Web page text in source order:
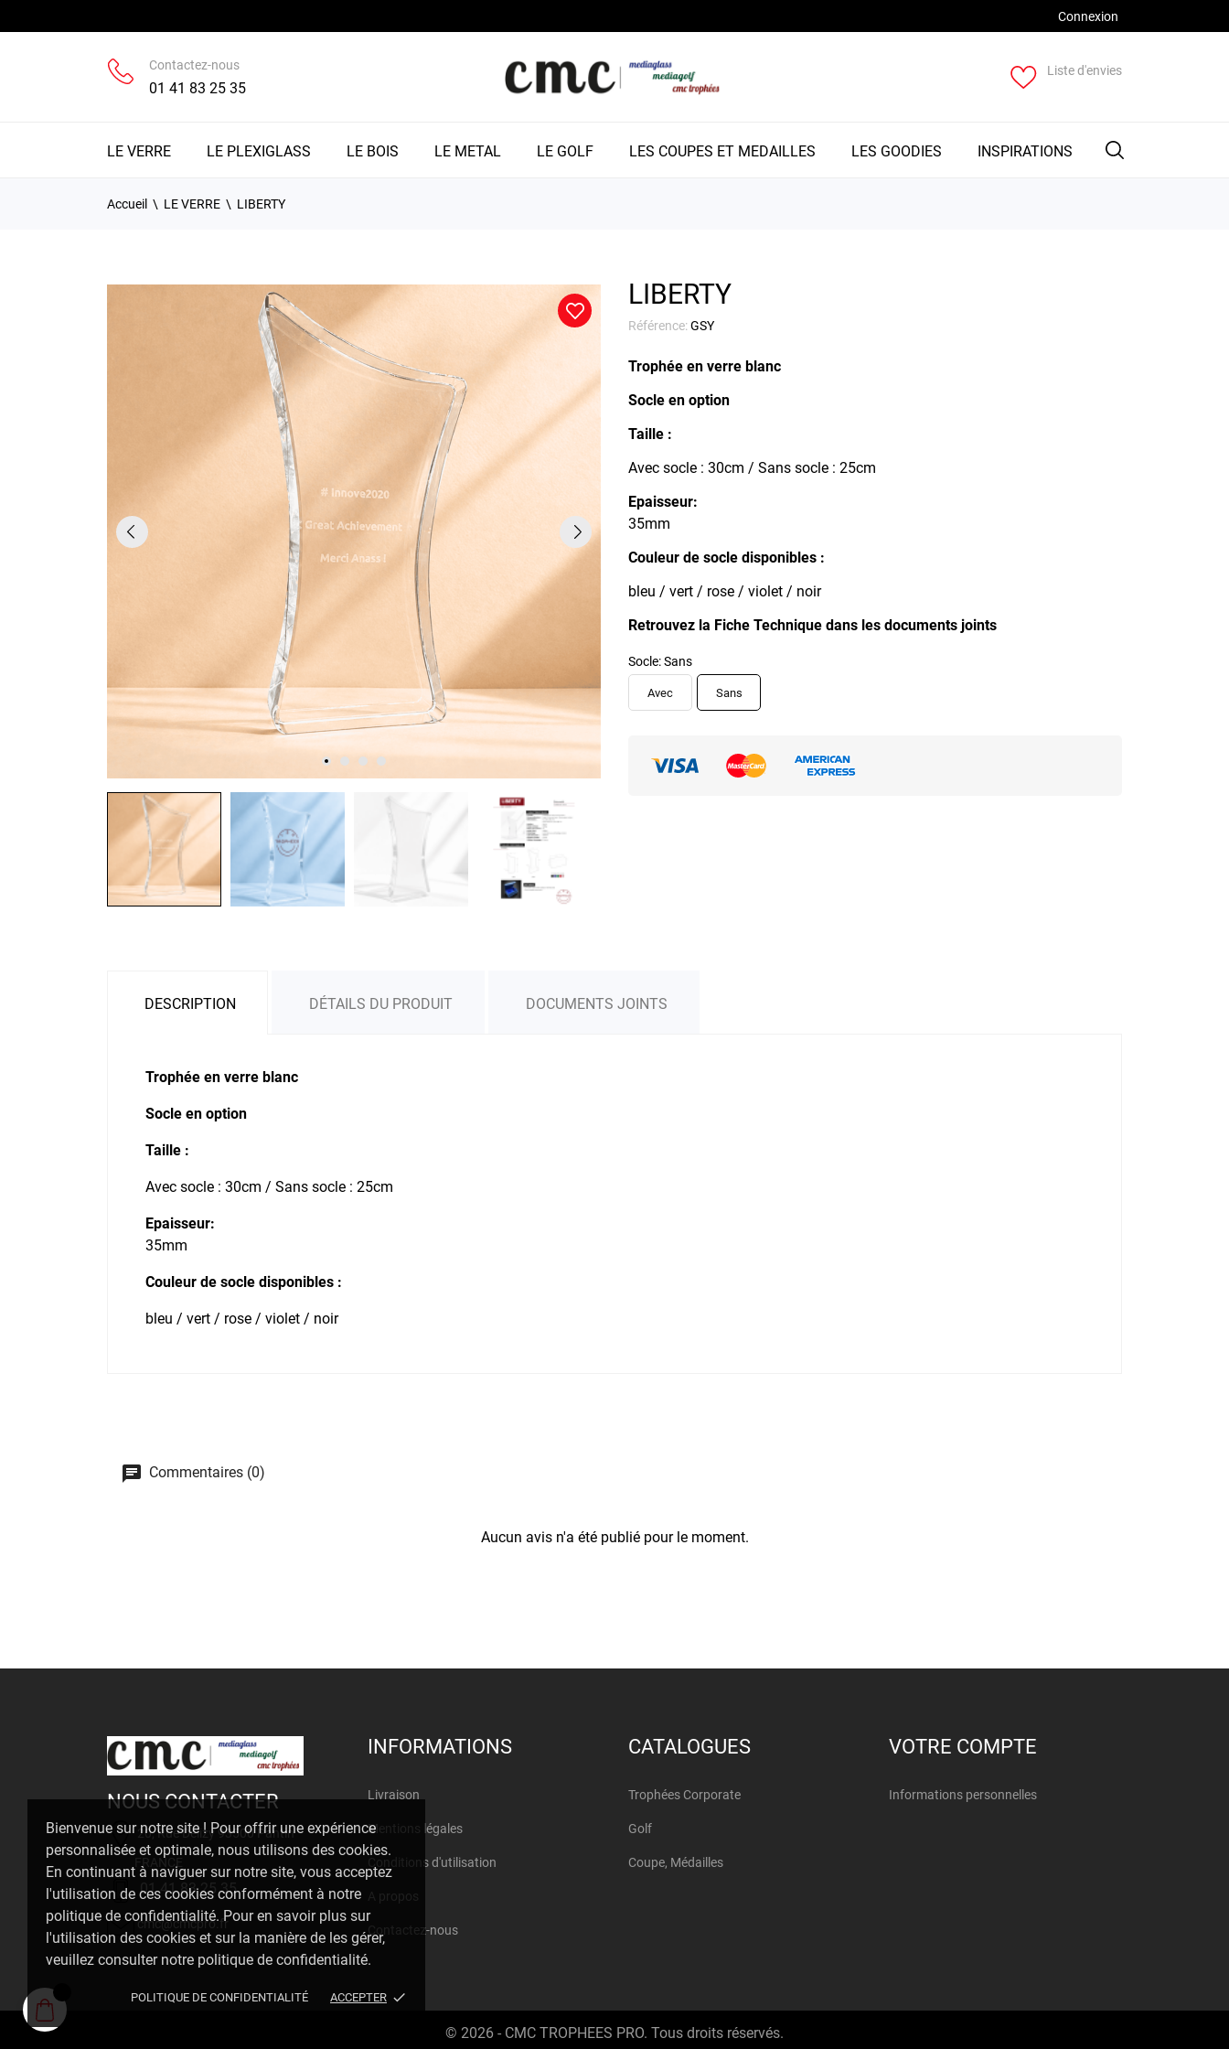
Bienvenue sur notre site ! Pour offrir une expérience
personnalisée et optimale, nous utilisons des cookies.
En continuant à naviguer sur notre site, vous acceptez
l'utilisation de ces cookies conformément à notre
politique de confidentialité. Pour en savoir plus sur
l'utilisation des cookies et sur la manière de les gérer,
veuillez consulter notre politique de confidentialité.
POLITIQUE DE CONFIDENTIALITÉ ACCEPTER done
Connexion
Contactez-nous
01 41 83 25 35
Liste d'envies
LE VERRE LE PLEXIGLASS LE BOIS LE METAL LE GOLF LES COUPES ET MEDAILLES LES GOODIES INSPIRATIONS
Accueil LE VERRE LIBERTY
LIBERTY
Référence:GSY
Trophée en verre blanc
Socle en option
Taille :
Avec socle : 30cm / Sans socle : 25cm
Epaisseur:
35mm
Couleur de socle disponibles :
bleu / vert / rose / violet / noir
Retrouvez la Fiche Technique dans les documents joints
Socle: Sans
Avec Sans
DESCRIPTION DÉTAILS DU PRODUIT DOCUMENTS JOINTS
Trophée en verre blanc
Socle en option
Taille :
Avec socle : 30cm / Sans socle : 25cm
Epaisseur:
35mm
Couleur de socle disponibles :
bleu / vert / rose / violet / noir
Commentaires (0)
Aucun avis n'a été publié pour le moment.
NOUS CONTACTER
20, Rue Delizy 93500 Pantin
FRANCE
01 41 83 25 35
cmc@cmcpro.fr
INFORMATIONS
Livraison
Mentions légales
Conditions d'utilisation
Contactez-nous
CATALOGUES
Trophées Corporate
Golf
Coupe, Médailles
VOTRE COMPTE
Informations personnelles
© 2026 - CMC TROPHEES PRO. Tous droits réservés.